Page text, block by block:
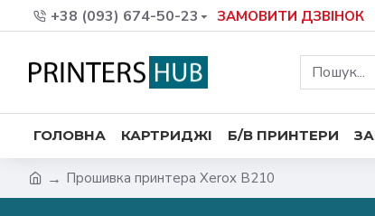
+38 (093) 674-50-23 ЗАМОВИТИ ДЗВІНОК
ГОЛОВНА КАРТРИДЖІ Б/В ПРИНТЕРИ
Прошивка принтера Xerox B210